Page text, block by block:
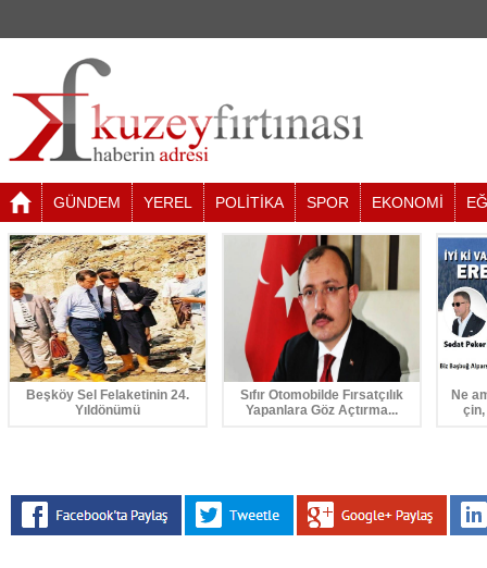
GÜNDEM YEREL POLİTİKA SPOR EKONOMİ
Beşköy Sel Felaketinin 24.
Yıldönümü
Sıfır Otomobilde Fırsatçılık
Yapanlara Göz Açtırma...
Ne